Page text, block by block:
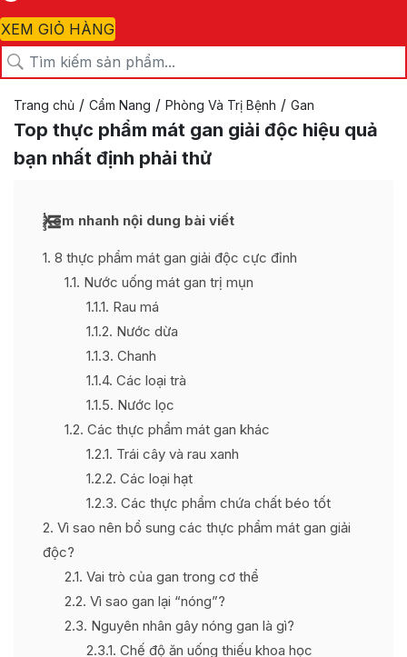
XEM GIỎ HÀNG
Trang chủ / Cẩm Nang / Phòng Và Trị Bệnh / Gan
Top thực phẩm mát gan giải độc hiệu quả
bạn nhất định phải thử
Xem nhanh nội dung bài viết
1 8 thực phẩm mát gan giải độc cực đỉnh
1.1 Nước uống mát gan trị mụn
1.1.1 Rau má
1.1.2 Nước dừa
1.1.3 Chanh
1.1.4 Các loại trà
1.1.5 Nước lọc
1.2 Các thực phẩm mát gan khác
1.2.1 Trái cây và rau xanh
1.2.2 Các loại hạt
1.2.3 Các thực phẩm chứa chất béo tốt
2 Vì sao nên bổ sung các thực phẩm mát gan giải
độc?
2.1 Vai trò của gan trong cơ thể
2.2 Vì sao gan lại “nóng”?
2.3 Nguyên nhân gây nóng gan là gì?
2.3.1 Chế độ ăn uống thiếu khoa học